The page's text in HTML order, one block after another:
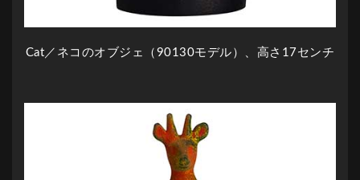
Cat／ネコのオブジェ（90130モデル）、高さ17センチ